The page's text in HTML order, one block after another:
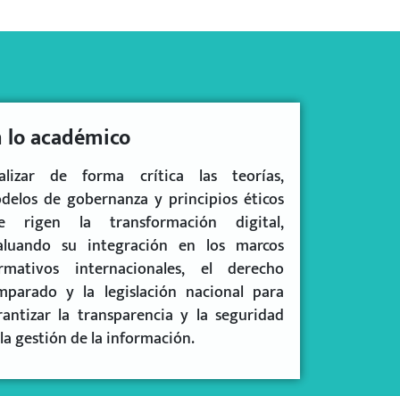
lo académico
de forma crítica las teorías,
de gobernanza y principios éticos
rigen la transformación digital,
su integración en los marcos
internacionales, el derecho
y la legislación nacional para
la transparencia y la seguridad
gestión de la información.